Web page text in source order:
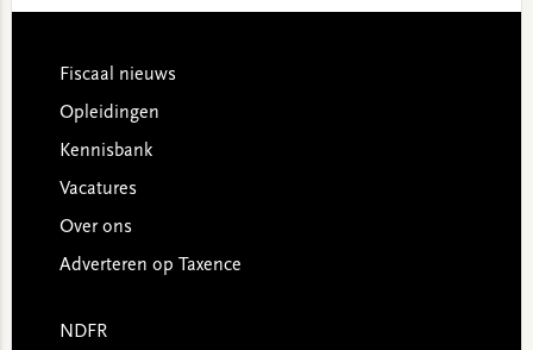
Footer
Fiscaal nieuws
Opleidingen
Kennisbank
Vacatures
Over ons
Adverteren op Taxence
NDFR